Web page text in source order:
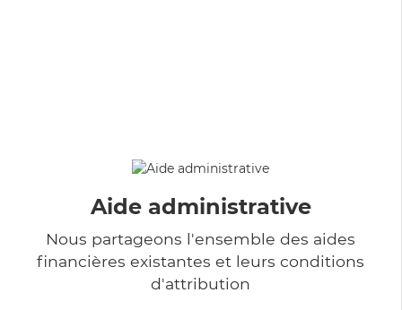
Aide administrative
Nous partageons l'ensemble des aides
financières existantes et leurs conditions
d'attribution